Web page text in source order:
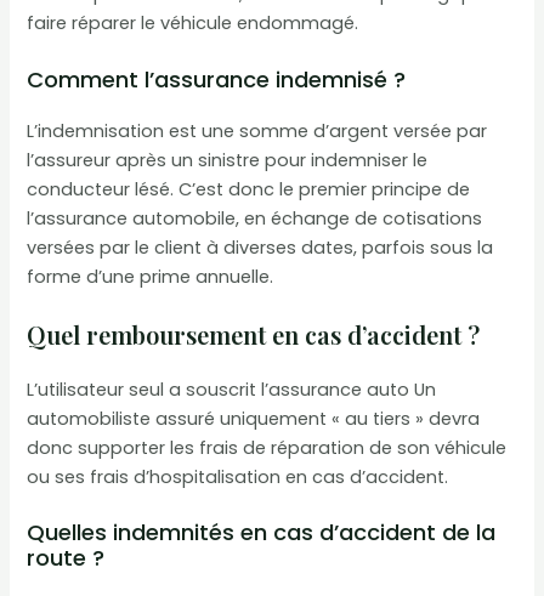
faire réparer le véhicule endommagé.
Comment l’assurance indemnisé ?
L’indemnisation est une somme d’argent versée par
l’assureur après un sinistre pour indemniser le
conducteur lésé. C’est donc le premier principe de
l’assurance automobile, en échange de cotisations
versées par le client à diverses dates, parfois sous la
forme d’une prime annuelle.
Quel remboursement en cas d’accident ?
L’utilisateur seul a souscrit l’assurance auto Un
automobiliste assuré uniquement « au tiers » devra
donc supporter les frais de réparation de son véhicule
ou ses frais d’hospitalisation en cas d’accident.
Quelles indemnités en cas d’accident de la
route ?